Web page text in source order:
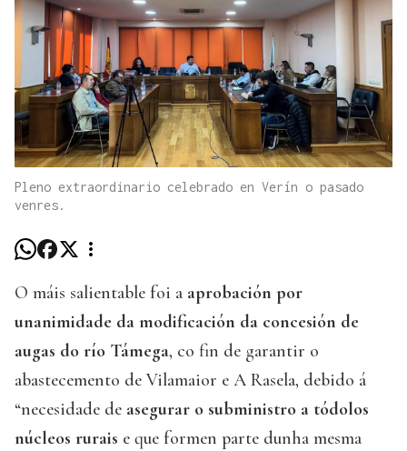
Pleno extraordinario celebrado en Verín o pasado
venres.
O máis salientable foi a aprobación por
unanimidade da modificación da concesión de
augas do río Támega, co fin de garantir o
abastecemento de Vilamaior e A Rasela, debido á
“necesidade de asegurar o subministro a tódolos
núcleos rurais e que formen parte dunha mesma